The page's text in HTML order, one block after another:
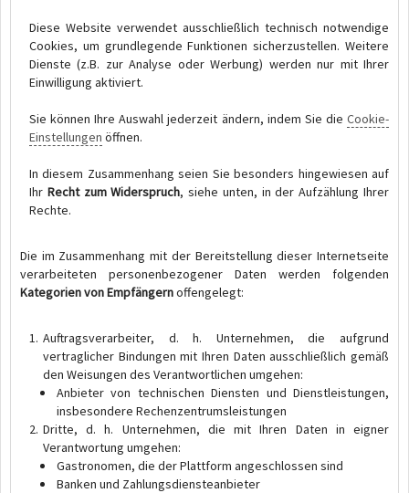
Diese Website verwendet ausschließlich technisch notwendige
Cookies, um grundlegende Funktionen sicherzustellen. Weitere
Dienste (z.B. zur Analyse oder Werbung) werden nur mit Ihrer
Einwilligung aktiviert.
Sie können Ihre Auswahl jederzeit ändern, indem Sie die Cookie-
Einstellungen öffnen.
In diesem Zusammenhang seien Sie besonders hingewiesen auf
Ihr Recht zum Widerspruch, siehe unten, in der Aufzählung Ihrer
Rechte.
Die im Zusammenhang mit der Bereitstellung dieser Internetseite
verarbeiteten personenbezogener Daten werden folgenden
Kategorien von Empfängernoffengelegt:
Auftragsverarbeiter, d. h. Unternehmen, die aufgrund
vertraglicher Bindungen mit Ihren Daten ausschließlich gemäß
den Weisungen des Verantwortlichen umgehen:
Anbieter von technischen Diensten und Dienstleistungen,
insbesondere Rechenzentrumsleistungen
Dritte, d. h. Unternehmen, die mit Ihren Daten in eigner
Verantwortung umgehen:
Gastronomen, die der Plattform angeschlossen sind
Banken und Zahlungsdiensteanbieter